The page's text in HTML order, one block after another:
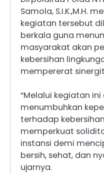
Samola, S.I.K.,M.H.
kegiatan tersebut
berkala guna
masyarakat akan
kebersihan
mempererat
“Melalui kegiatan
menumbuhkan
terhadap
memperkuat
instansi demi
bersih, sehat, dan
ujarnya.